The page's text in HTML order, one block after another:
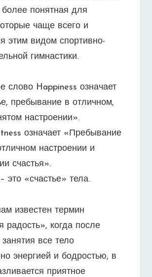
понятная для
чаще всего и
этим видом спортивно-
гимнастики.
слово Happiness означает
пребывание в отличном,
настроении».
означает «Пребывание
настроении и
счастья».
это «счастье» тела.
известен термин
радость», когда после
все тело
энергией и бодростью, в
приятное